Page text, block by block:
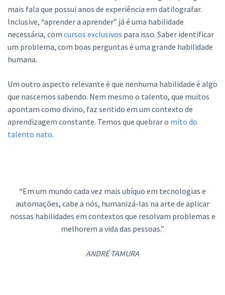
mais fala que possui anos de experiência em datilografar.
Inclusive, “aprender a aprender” já é uma habilidade
necessária, com cursos exclusivos para isso. Saber identificar
um problema, com boas perguntas é uma grande habilidade
humana.
Um outro aspecto relevante é que nenhuma habilidade é algo
que nascemos sabendo. Nem mesmo o talento, que muitos
apontam como divino, faz sentido em um contexto de
aprendizagem constante. Temos que quebrar o mito do
talento nato.
“Em um mundo cada vez mais ubíquo em tecnologias e
automações, cabe a nós, humanizá-las na arte de aplicar
nossas habilidades em contextos que resolvam problemas e
melhorem a vida das pessoas.”
ANDRÉ TAMURA